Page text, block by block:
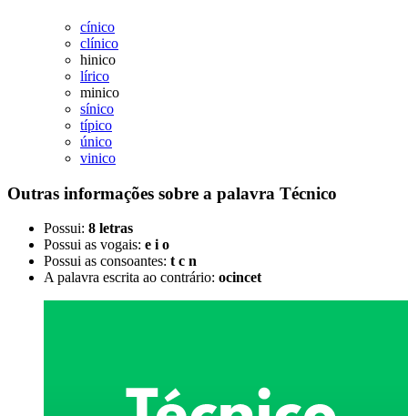
cínico
clínico
hinico
lírico
minico
sínico
típico
único
vinico
Outras informações sobre a palavra Técnico
Possui: 8 letras
Possui as vogais: e i o
Possui as consoantes: t c n
A palavra escrita ao contrário: ocincet